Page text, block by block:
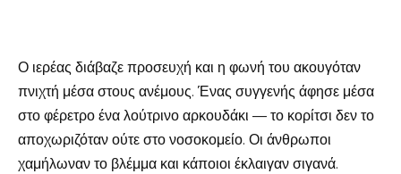
Ο ιερέας διάβαζε προσευχή και η φωνή του ακουγόταν
πνιχτή μέσα στους ανέμους. Ένας συγγενής άφησε μέσα
στο φέρετρο ένα λούτρινο αρκουδάκι — το κορίτσι δεν το
αποχωριζόταν ούτε στο νοσοκομείο. Οι άνθρωποι
χαμήλωναν το βλέμμα και κάποιοι έκλαιγαν σιγανά.